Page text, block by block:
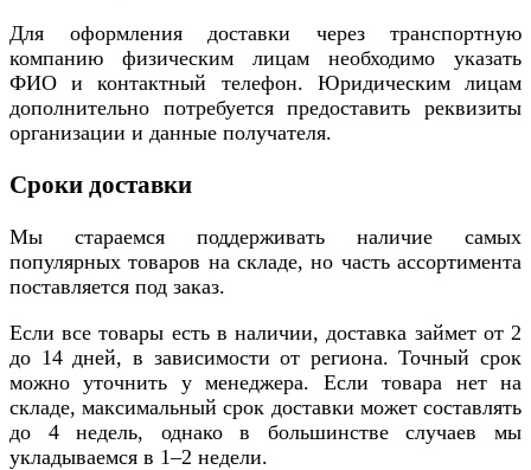
Для оформления доставки через транспортную
компанию физическим лицам необходимо указать
ФИО и контактный телефон. Юридическим лицам
дополнительно потребуется предоставить реквизиты
организации и данные получателя.
Сроки доставки
Мы стараемся поддерживать наличие самых
популярных товаров на складе, но часть ассортимента
поставляется под заказ.
Если все товары есть в наличии, доставка займет от 2
до 14 дней, в зависимости от региона. Точный срок
можно уточнить у менеджера. Если товара нет на
складе, максимальный срок доставки может составлять
до 4 недель, однако в большинстве случаев мы
укладываемся в 1–2 недели.